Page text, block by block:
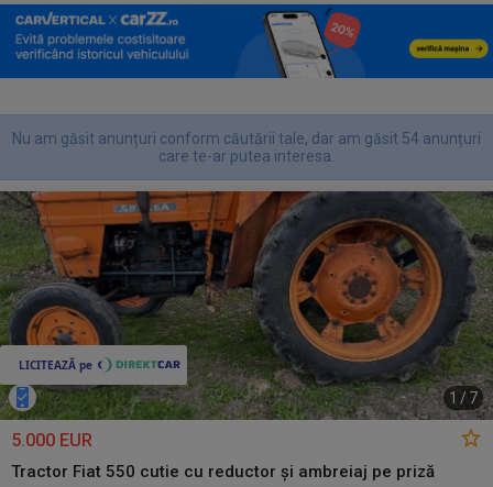
Nu am găsit anunțuri conform căutării tale, dar am găsit 54 anunțuri
care te-ar putea interesa.
1 / 7
5.000 EUR
Tractor Fiat 550 cutie cu reductor și ambreiaj pe priză